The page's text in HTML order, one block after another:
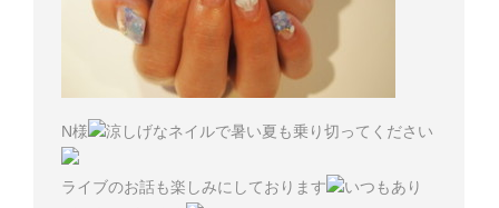
N様 涼しげなネイルで暑い夏も乗り切ってください
ライブのお話も楽しみにしております
いつもあり